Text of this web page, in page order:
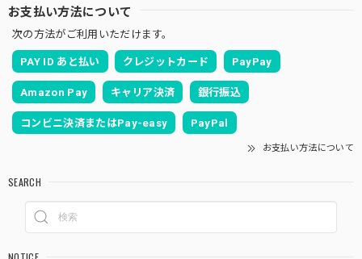
お支払い方法について
次の方法がご利用いただけます。
PAY ID あと払い クレジットカード PayPay
Amazon Pay キャリア決済 銀行振込
コンビニ決済またはPay-easy PayPal
お支払い方法について
SEARCH